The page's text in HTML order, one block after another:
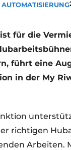
für die
führt eine
in der My
richtigen
Arbeiten.